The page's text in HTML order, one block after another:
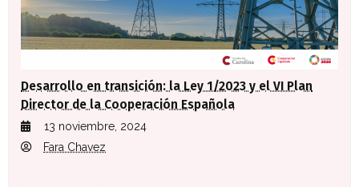
Desarrollo en transición: la Ley 1/2023 y el VI Plan
Director de la Cooperación Española
13 noviembre, 2024
Fara Chavez